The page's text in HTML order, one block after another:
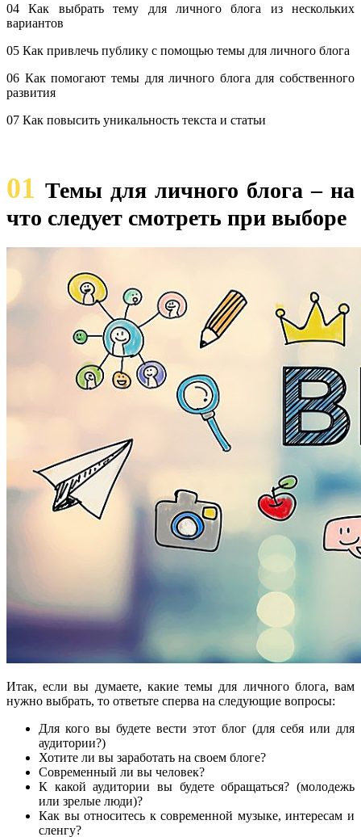
04 Как выбрать тему для личного блога из нескольких
вариантов
05 Как привлечь публику с помощью темы для личного блога
06 Как помогают темы для личного блога для собственного
развития
07 Как повысить уникальность текста и статьи
01 Темы для личного блога – на
что следует смотреть при выборе
Итак, если вы думаете, какие темы для личного блога, вам
нужно выбрать, то ответьте сперва на следующие вопросы:
Для кого вы будете вести этот блог (для себя или для
аудитории?)
Хотите ли вы заработать на своем блоге?
Современный ли вы человек?
К какой аудитории вы будете обращаться? (молодежь
или зрелые люди)?
Как вы относитесь к современной музыке, интересам и
сленгу?